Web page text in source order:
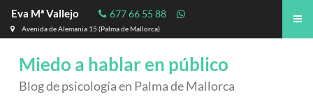
Eva Mª Vallejo 677 66 55 88
Avenida de Alemania 15 (Palma de Mallorca)
Miedo a hablar en público
Blog de psicología en Palma de Mallorca